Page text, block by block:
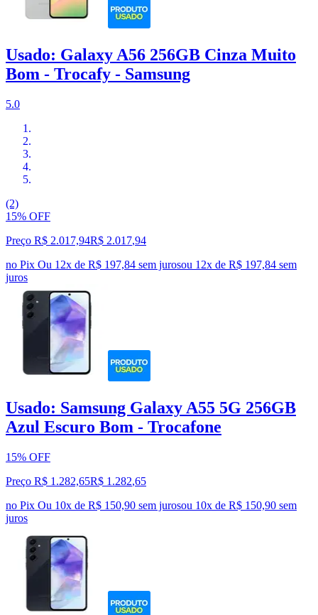
Usado: Galaxy A56 256GB Cinza Muito
Bom - Trocafy - Samsung
5.0
(2)
15% OFF
Preço R$ 2.017,94R$ 2.017,94
no Pix Ou 12x de R$ 197,84 sem jurosou 12x de R$ 197,84 sem
juros
Usado: Samsung Galaxy A55 5G 256GB
Azul Escuro Bom - Trocafone
15% OFF
Preço R$ 1.282,65R$ 1.282,65
no Pix Ou 10x de R$ 150,90 sem jurosou 10x de R$ 150,90 sem
juros